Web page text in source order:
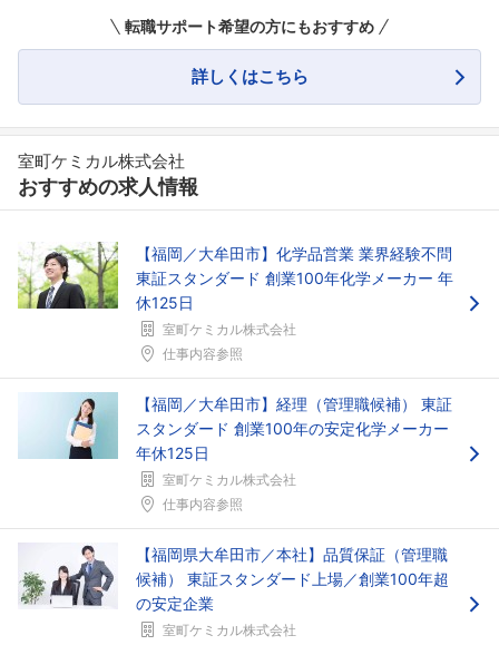
フォローしました
こちらの企業もフォローしませんか？
転職サポート希望の方にもおすすめ
詳しくはこちら
室町ケミカル株式会社
おすすめの求人情報
【福岡／大牟田市】化学品営業 業界経験不問
東証スタンダード 創業100年化学メーカー 年
休125日
室町ケミカル株式会社
仕事内容参照
【福岡／大牟田市】経理（管理職候補） 東証
スタンダード 創業100年の安定化学メーカー
年休125日
室町ケミカル株式会社
仕事内容参照
【福岡県大牟田市／本社】品質保証（管理職
候補） 東証スタンダード上場／創業100年超
の安定企業
室町ケミカル株式会社